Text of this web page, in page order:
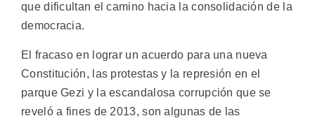
que dificultan el camino hacia la consolidación de la
democracia.
El fracaso en lograr un acuerdo para una nueva
Constitución, las protestas y la represión en el
parque Gezi y la escandalosa corrupción que se
reveló a fines de 2013, son algunas de las